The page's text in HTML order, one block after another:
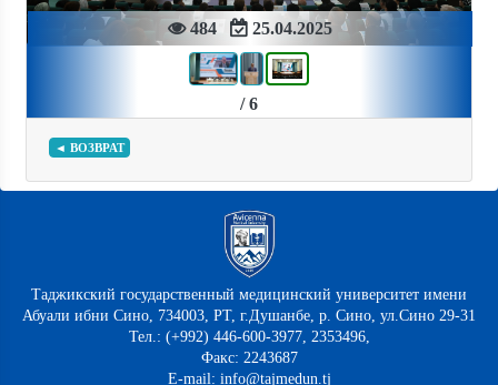
484 25.04.2025
/ 6
◄ ВОЗВРАТ
Таджикский государственный медицинский университет имени
Абуали ибни Сино, 734003, РТ, г.Душанбе, р. Сино, ул.Сино 29-31
Тел.: (+992) 446-600-3977, 2353496,
Факс: 2243687
E-mail: info@tajmedun.tj